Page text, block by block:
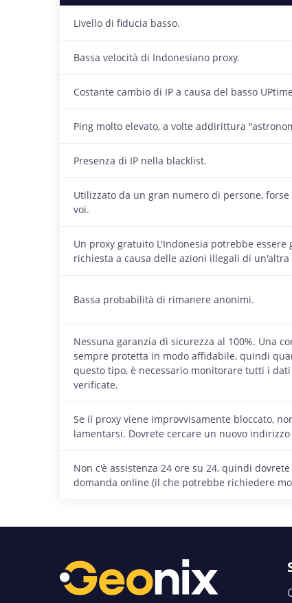
Livello di fiducia basso.
Bassa velocità di Indonesiano proxy.
Costante cambio di IP a causa del basso
Ping molto elevato, a volte addirittura
Presenza di IP nella blacklist.
Utilizzato da un gran numero di persone,
voi.
Un proxy gratuito L'Indonesia potrebbe essere
richiesta a causa delle azioni illegali di un'altra
Bassa probabilità di rimanere anonimi.
Nessuna garanzia di sicurezza al 100%. Una
sempre protetta in modo affidabile, quindi
questo tipo, è necessario monitorare tutti i
verificate.
Se il proxy viene improvvisamente bloccato,
lamentarsi. Dovrete cercare un nuovo
Non c'è assistenza 24 ore su 24, quindi
domanda online (il che potrebbe richiedere